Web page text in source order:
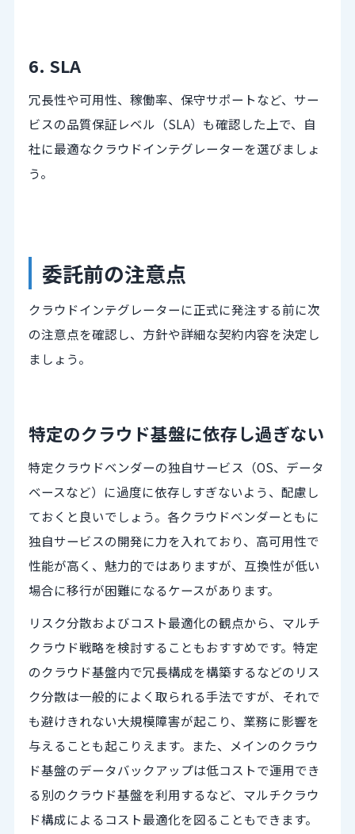
6. SLA
冗長性や可用性、稼働率、保守サポートなど、サー
ビスの品質保証レベル（SLA）も確認した上で、自
社に最適なクラウドインテグレーターを選びましょ
う。
委託前の注意点
クラウドインテグレーターに正式に発注する前に次
の注意点を確認し、方針や詳細な契約内容を決定し
ましょう。
特定のクラウド基盤に依存し過ぎない
特定クラウドベンダーの独自サービス（OS、データ
ベースなど）に過度に依存しすぎないよう、配慮し
ておくと良いでしょう。各クラウドベンダーともに
独自サービスの開発に力を入れており、高可用性で
性能が高く、魅力的ではありますが、互換性が低い
場合に移行が困難になるケースがあります。
リスク分散およびコスト最適化の観点から、マルチ
クラウド戦略を検討することもおすすめです。特定
のクラウド基盤内で冗長構成を構築するなどのリス
ク分散は一般的によく取られる手法ですが、それで
も避けきれない大規模障害が起こり、業務に影響を
与えることも起こりえます。また、メインのクラウ
ド基盤のデータバックアップは低コストで運用でき
る別のクラウド基盤を利用するなど、マルチクラウ
ド構成によるコスト最適化を図ることもできます。